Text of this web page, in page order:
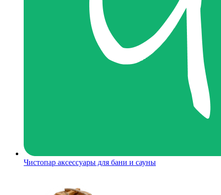
Чистопар аксессуары для бани и сауны